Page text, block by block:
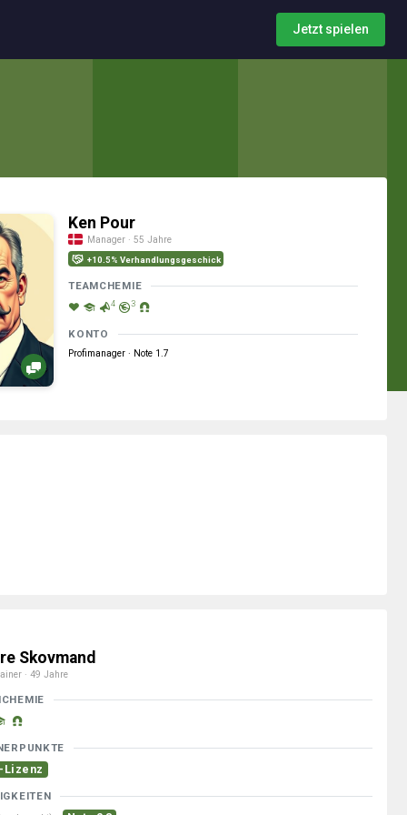
Jetzt spielen
Ken Pour
Manager · 55 Jahre
+10.5% Verhandlungsgeschick
TEAMCHEMIE
4 3
KONTO
Profimanager · Note 1.7
Skovmand
· 49 Jahre
Lizenz